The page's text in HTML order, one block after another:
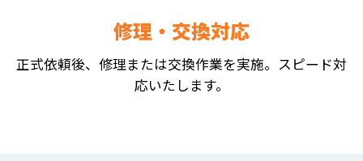
修理・交換対応
正式依頼後、修理または交換作業を実施。スピード対
応いたします。